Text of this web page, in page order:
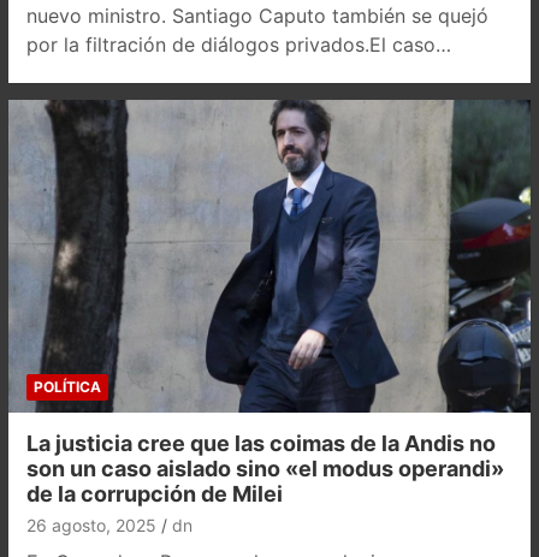
nuevo ministro. Santiago Caputo también se quejó
por la filtración de diálogos privados.El caso…
POLÍTICA
La justicia cree que las coimas de la Andis no
son un caso aislado sino «el modus operandi»
de la corrupción de Milei
26 agosto, 2025 dn